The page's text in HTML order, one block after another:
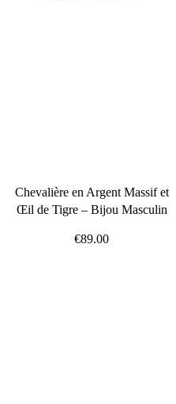
Chevalière en Argent Massif et
Œil de Tigre – Bijou Masculin
€89.00